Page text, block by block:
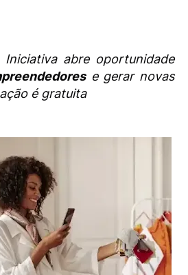
Iniciativa abre oportunidade
e gerar novas
é gratuita